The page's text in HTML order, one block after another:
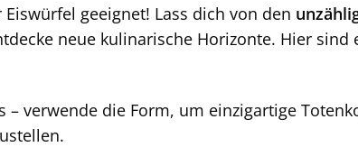
geeignet! Lass dich von den
neue kulinarische Horizonte. Hier sind
– verwende die Form, um einzigartige